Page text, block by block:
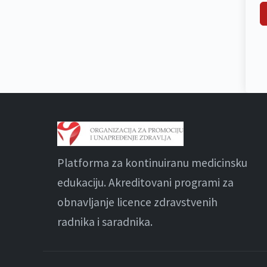
Platforma za kontinuiranu medicinsku
edukaciju. Akreditovani programi za
obnavljanje licence zdravstvenih
radnika i saradnika.